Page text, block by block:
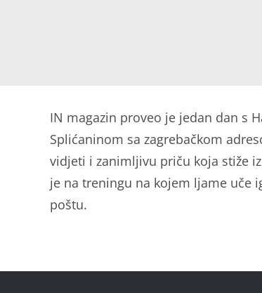
IN magazin proveo je jedan dan s
Splićaninom sa zagrebačkom
vidjeti i zanimljivu priču koja stiže
je na treningu na kojem ljame uče
poštu.